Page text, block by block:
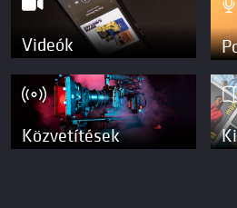
Videók
Közvetítések